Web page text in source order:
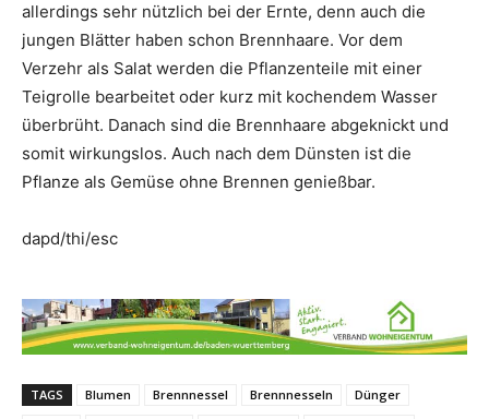
allerdings sehr nützlich bei der Ernte, denn auch die
jungen Blätter haben schon Brennhaare. Vor dem
Verzehr als Salat werden die Pflanzenteile mit einer
Teigrolle bearbeitet oder kurz mit kochendem Wasser
überbrüht. Danach sind die Brennhaare abgeknickt und
somit wirkungslos. Auch nach dem Dünsten ist die
Pflanze als Gemüse ohne Brennen genießbar.
dapd/thi/esc
TAGS Blumen Brennnessel Brennnesseln
Dünger